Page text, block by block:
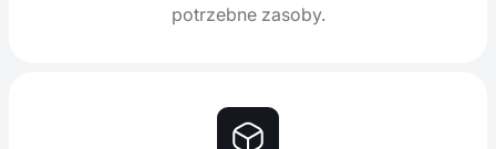
potrzebne zasoby.